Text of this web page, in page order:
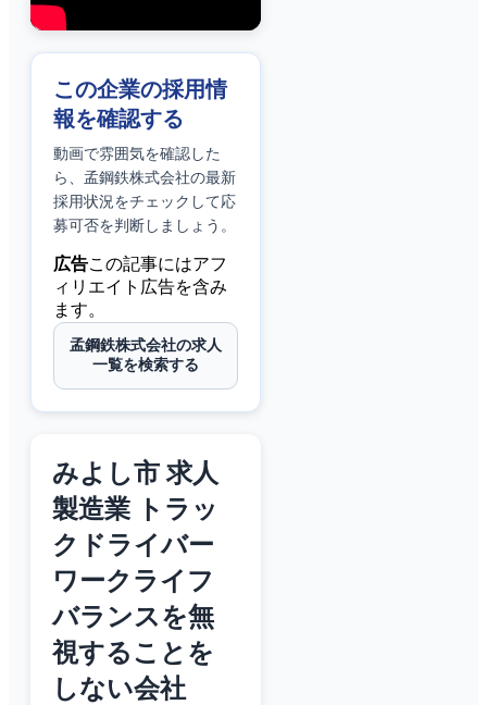
この企業の採用情
報を確認する
動画で雰囲気を確認した
ら、 孟鋼鉄株式会社の最新
採用状況をチェックして応
募可否を判断しましょう。
広告この記事にはアフ
ィリエイト広告を含み
ます。
孟鋼鉄株式会社の求人
一覧を検索する
みよし市 求人
製造業 トラッ
クドライバー
ワークライフ
バランスを無
視することを
しない会社